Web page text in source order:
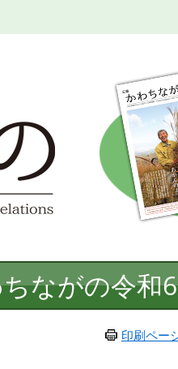
ながの令和
印刷ペー